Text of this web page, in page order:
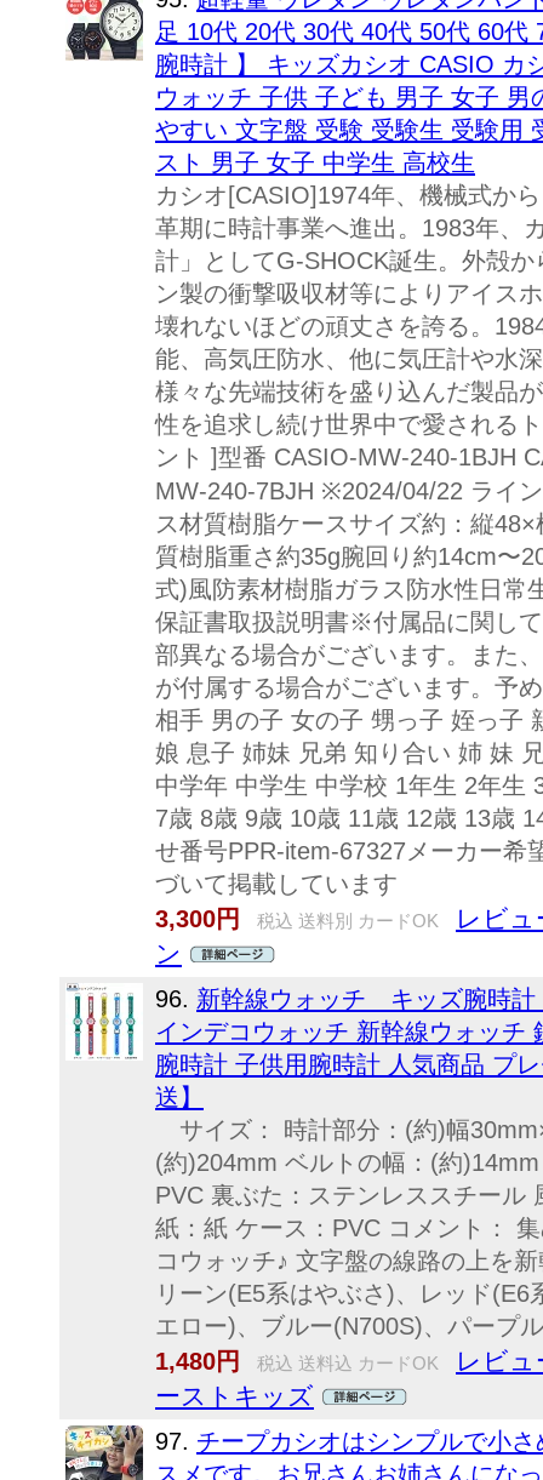
足 10代 20代 30代 40代 50代 60
腕時計 】 キッズカシオ CASIO カ
ウォッチ 子供 子ども 男子 女子
やすい 文字盤 受験 受験生 受験用
スト 男子 女子 中学生 高校生
カシオ[CASIO]1974年、機械式か
革期に時計事業へ進出。1983年、
計」としてG-SHOCK誕生。外殻
ン製の衝撃吸収材等によりアイス
壊れないほどの頑丈さを誇る。
能、高気圧防水、他に気圧計や水
様々な先端技術を盛り込んだ製品
性を追求し続け世界中で愛される
ント ]型番 CASIO-MW-240-1BJH
MW-240-7BJH ※2024/04/22 ライ
ス材質樹脂ケースサイズ約：縦
質樹脂重さ約35g腕回り約14cm〜
式)風防素材樹脂ガラス防水性日常
保証書取扱説明書※付属品に関し
部異なる場合がございます。また
が付属する場合がございます。予
相手 男の子 女の子 甥っ子 姪っ子
娘 息子 姉妹 兄弟 知り合い 姉 妹
中学年 中学生 中学校 1年生 2年生
7歳 8歳 9歳 10歳 11歳 12歳 13歳
せ番号PPR-item-67327メーカー希
づいて掲載しています
3,300円
税込 送料別 カードOK
レビュ
ン
96. 新幹線ウォッチ キッズ腕時
インデコウォッチ 新幹線ウォッチ
腕時計 子供用腕時計 人気商品 プ
送】
サイズ： 時計部分：(約)幅
(約)204mm ベルトの幅：(約
PVC 裏ぶた：ステンレススチール
紙：紙 ケース：PVC コメント：
コウォッチ♪ 文字盤の線路の上を
リーン(E5系はやぶさ)、レッド
エロー)、ブルー(N700S)、パープ
1,480円
税込 送料込 カードOK
レビュ
ーストキッズ
97. チープカシオはシンプルで小
スメです。お兄さんお姉さんにな